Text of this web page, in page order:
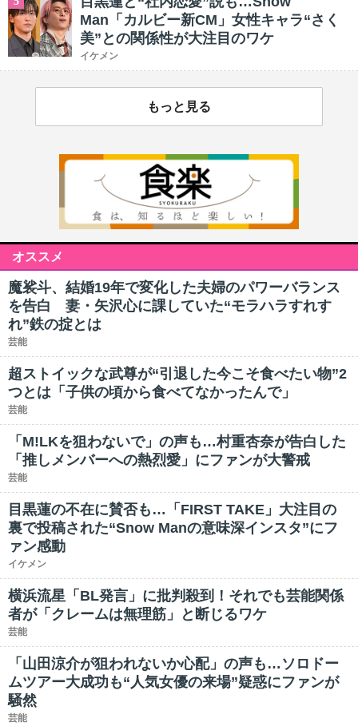
Man「カルビー新CM」女性キャラ“さく
美”との関係性が大注目のワケ
イケメン
もっと見る
オススメ
魔裟斗、結婚19年で変化した夫婦のパワーバランス
を告白 妻・矢沢心に課していた“モラハラすれす
れ”鉄の掟とは
芸能
超ストイックな武尊が“引退した今こそ食べたい物”2
つとは「子供の頃から食べてなかったんで」
芸能
「M!LKを狙わないで」の声も…村重杏奈が告白した
「推しメンバーへの熱烈愛」にファンが大警戒
芸能
目黒蓮の不在に賛否も…「FIRST TAKE」大注目の
裏で投稿された“Snow Manの意味深インスタ”にフ
ァン感動
イケメン
横浜流星「BL発言」に批判殺到！それでも芸能関係
者が「クレームは無理筋」と断じるワケ
芸能
「山田涼介が狙われないか心配」の声も…ソロドー
ムツアー大成功も“人気女優の来場”疑惑にファンが
騒然
芸能